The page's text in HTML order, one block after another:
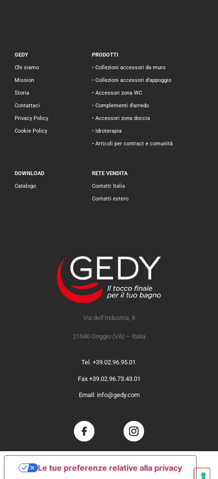
GEDY
Chi siamo
Mission
Storia
Contattaci
Privacy Policy
Cookie Policy
PRODOTTI
• Collezioni accessori da muro
• Collezioni accessori d’appoggio
• Accessori zona WC
• Complementi d’arredo
• Accessori zona doccia
• Idroterapia
• Articoli per contract e comunità
DOWNLOAD
Catalogo
RETE VENDITA
Contatti Italia
Contatti estero
Via dell’Industria, 6
21040 Origgio (VA) – Italia
Tel. +39.02.96.95.01
Fax +39.02.96.73.43.01
Email: info@gedy.com
Le tue preferenze relative alla privacy